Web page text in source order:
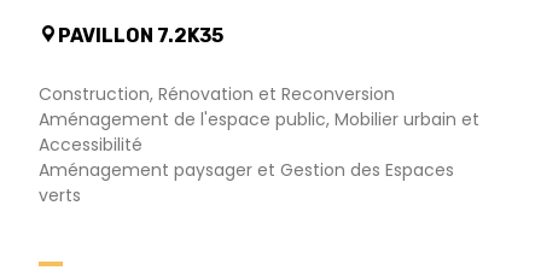
PAVILLON 7.2K35
Construction, Rénovation et Reconversion
Aménagement de l'espace public, Mobilier urbain et
Accessibilité
Aménagement paysager et Gestion des Espaces
verts